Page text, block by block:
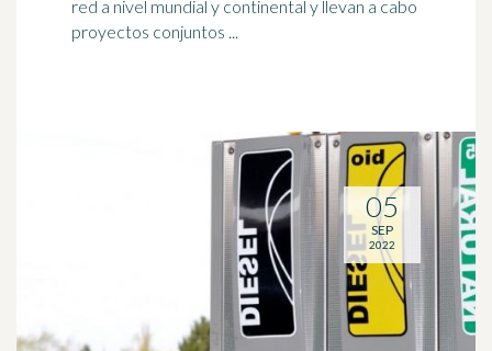
red a nivel mundial y continental y llevan a cabo
proyectos conjuntos ...
05
SEP
2022